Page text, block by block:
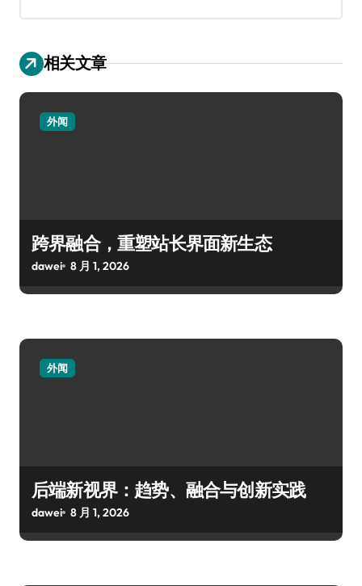
相关文章
外闻
跨界融合，重塑站长界面新生态
dawei 8 月 1, 2026
外闻
后端新视界：趋势、融合与创新实践
dawei 8 月 1, 2026